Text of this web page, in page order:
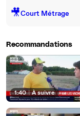
🎥Court Métrage
Recommandations
1:40 | À suivre